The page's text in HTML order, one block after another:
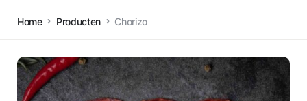
Home Producten Chorizo